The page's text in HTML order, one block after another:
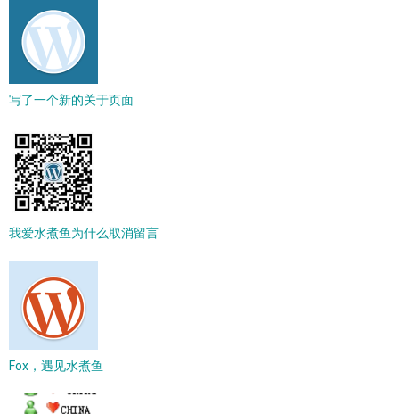
写了一个新的关于页面
我爱水煮鱼为什么取消留言
Fox，遇见水煮鱼